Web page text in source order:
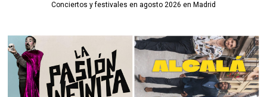
Conciertos y festivales en agosto 2026 en Madrid